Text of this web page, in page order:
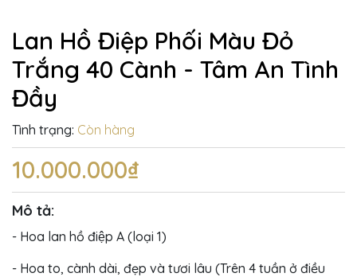
Lan Hồ Điệp Phối Màu Đỏ
Trắng 40 Cành - Tâm An Tình
Đầy
Tình trạng: Còn hàng
10.000.000₫
Mô tả:
- Hoa lan hồ điệp A (loại 1)
- Hoa to, cành dài, đẹp và tươi lâu (Trên 4 tuần ở điều